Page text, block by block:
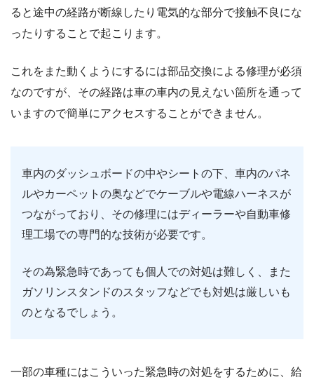
ると途中の経路が断線したり電気的な部分で接触不良にな
ったりすることで起こります。
これをまた動くようにするには部品交換による修理が必須
なのですが、その経路は車の車内の見えない箇所を通って
いますので簡単にアクセスすることができません。
車内のダッシュボードの中やシートの下、車内のパネ
ルやカーペットの奥などでケーブルや電線ハーネスが
つながっており、その修理にはディーラーや自動車修
理工場での専門的な技術が必要です。
その為緊急時であっても個人での対処は難しく、また
ガソリンスタンドのスタッフなどでも対処は厳しいも
のとなるでしょう。
一部の車種にはこういった緊急時の対処をするために、給